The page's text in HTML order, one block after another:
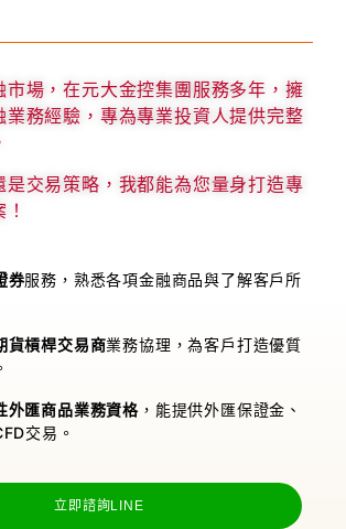
市場，在元大金控集團服務多年，擁
業務經驗，專為專業投資人提供完整
是交易策略，我都能為您量身打造專
券服務，熟悉各項金融商品與了解客戶所
貨槓桿交易商業務協理，為客戶打造優質
外匯商品業務資格，能提供外匯保證金、
交易。
立即諮詢LINE